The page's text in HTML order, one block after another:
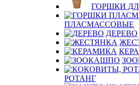
ГОРШКИ
ПЛАСМАССОВЫЕ
ДЕРЕВО
РОТАНГ